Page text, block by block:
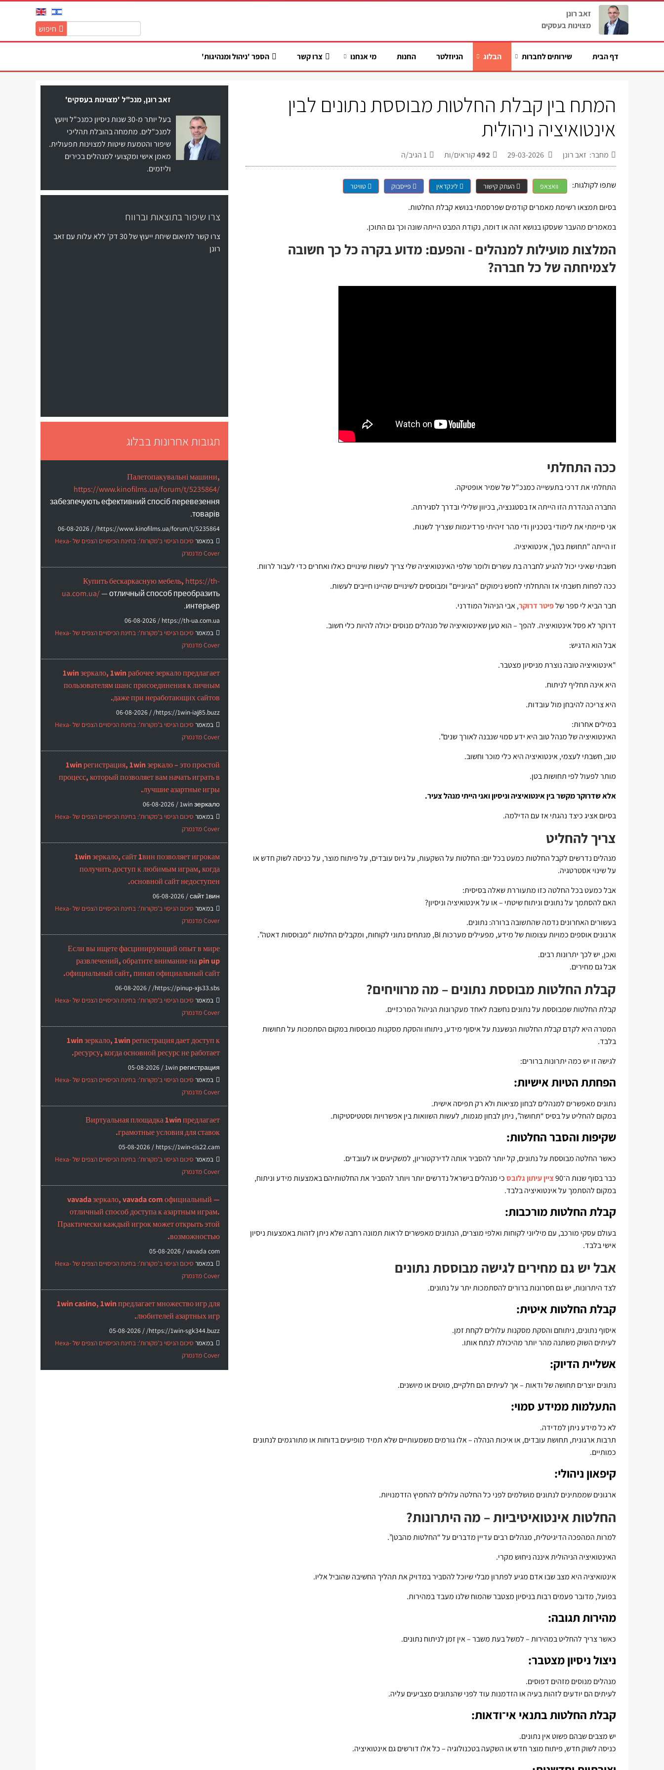
באתר:
חיפוש
זאב רונן
מצוינות בעסקים
דף הבית שירותים לחברות הבלוג הניוזלטר החנות מי אנחנו צרו קשר הספר 'ניהול ומנהיגות'
המתח בין קבלת החלטות מבוססת נתונים לבין
אינטואיציה ניהולית
מחבר: זאב רונן 492קוראים/ות 1הגיב/ה
שתפו לקולגות: וואצאפ העתק קישור לינקדאין פייסבוק טוויטר
בסיום תמצאו רשימת מאמרים קודמים שפרסמתי בנושא קבלת החלטות.
במאמרים מהעבר שעסקו בנושא זהה או דומה, נקודת המבט הייתה שונה וכך גם התוכן.
המלצות מועילות למנהלים - והפעם: מדוע בקרה כל כך חשובה
לצמיחתה של כל חברה?
ככה התחלתי
התחלתי את דרכי בתעשייה כמנכ"ל של שמיר אופטיקה.
החברה הנהדרת הזו הייתה אז בסטגנציה, בכיוון שלילי ובדרך לסגירתה.
אני סיימתי את לימודי בטכניון ודי מהר זיהיתי פרדיגמות שצריך לשנות.
זו הייתה "תחושת בטן", אינטואיציה.
חשבתי שאיני יכול להגיע לחברה בת עשרים ולומר שלפי האינטואיציה שלי צריך לעשות שינויים כאלו ואחרים כדי לעבור לרווח.
ככה לפחות חשבתי אז והתחלתי לחפש נימוקים "הגיוניים" ומבוססים לשינויים שהיינו חייבים לעשות.
חבר הביא לי ספר שלפיטר דרוקר, אבי הניהול המודרני.
דרוקר לא פסל אינטואיציה. להפך – הוא טען שאינטואיציה של מנהלים מנוסים יכולה להיות כלי חשוב.
אבל הוא הדגיש:
"אינטואיציה טובה נוצרת מניסיון מצטבר.
היא אינה תחליף לניתוח.
היא צריכה להיבחן מול עובדות.
במילים אחרות:
האינטואיציה של מנהל טוב היא ידע סמוי שנבנה לאורך שנים".
טוב, חשבתי לעצמי, אינטואיציה היא כלי מוכר וחשוב.
מותר לפעול לפי תחושות בטן.
אלא שדרוקר מקשר בין אינטואיציה וניסיון ואני הייתי מנהל צעיר.
בסיום אציג כיצד נהגתי אז עם הדילמה.
צריך להחליט
מנהלים נדרשים לקבל החלטות כמעט בכל יום: החלטות על השקעות, על גיוס עובדים, על פיתוח מוצר, על כניסה לשוק חדש או
על שינוי אסטרטגיה.
אבל כמעט בכל החלטה כזו מתעוררת שאלה בסיסית:
האם להסתמך על נתונים וניתוח שיטתי – או על אינטואיציה וניסיון?
בעשורים האחרונים נדמה שהתשובה ברורה: נתונים.
ארגונים אוספים כמויות עצומות של מידע, מפעילים מערכות BI, מנתחים נתוני לקוחות, ומקבלים החלטות “מבוססות דאטה”.
ואכן, יש לכך יתרונות רבים.
אבל גם מחירים.
קבלת החלטות מבוססת נתונים – מה מרוויחים?
קבלת החלטות שמבוססת על נתונים נחשבת לאחד מעקרונות הניהול המרכזיים.
המטרה היא לקדם קבלת החלטות הנשענת על איסוף מידע, ניתוחו והסקת מסקנות מבוססות במקום הסתמכות על תחושות
בלבד.
לגישה זו יש כמה יתרונות ברורים:
הפחתת הטיות אישיות:
נתונים מאפשרים למנהלים לבחון מציאות ולא רק תפיסה אישית.
במקום להחליט על בסיס “תחושה”, ניתן לבחון מגמות, לעשות השוואות בין אפשרויות וסטטיסטיקות.
שקיפות והסבר החלטות:
כאשר החלטה מבוססת על נתונים, קל יותר להסביר אותה לדירקטוריון, למשקיעים או לעובדים.
כבר בסוף שנות ה־90
ציין עיתון גלובסכי מנהלים בישראל נדרשים יותר ויותר להסביר את החלטותיהם באמצעות מידע וניתוח,
במקום להסתמך על אינטואיציה בלבד.
קבלת החלטות מורכבות:
בעולם עסקי מורכב, עם מיליוני לקוחות ואלפי מוצרים, הנתונים מאפשרים לראות תמונה רחבה שלא ניתן לזהות באמצעות ניסיון
אישי בלבד.
אבל יש גם מחירים לגישה מבוססת נתונים
לצד היתרונות, יש גם חסרונות ברורים להסתמכות יתר על נתונים.
קבלת החלטות איטית:
איסוף נתונים, ניתוחם והסקת מסקנות עלולים לקחת זמן.
לעיתים השוק משתנה מהר יותר מהיכולת לנתח אותו.
אשליית הדיוק:
נתונים יוצרים תחושה של ודאות – אך לעיתים הם חלקיים, מוטים או מיושנים.
התעלמות ממידע סמוי:
לא כל מידע ניתן למדידה.
תרבות ארגונית, תחושת עובדים, או איכות הנהלה – אלו גורמים משמעותיים שלא תמיד מופיעים בדוחות או מתורגמים לנתונים
כמותיים.
קיפאון ניהולי:
ארגונים שממתינים לנתונים מושלמים לפני כל החלטה עלולים להחמיץ הזדמנויות.
החלטות אינטואיטיביות – מה היתרונות?
למרות המהפכה הדיגיטלית, מנהלים רבים עדיין מדברים על “החלטות מהבטן”.
האינטואיציה הניהולית איננה ניחוש מקרי.
אינטואיציה היא מצב שבו אדם מגיע לפתרון מבלי שיוכל להסביר במדויק את תהליך החשיבה שהוביל אליו.
בפועל, מדובר פעמים רבות בניסיון מצטבר שהמוח שלנו מעבד במהירות.
מהירות תגובה:
כאשר צריך להחליט במהירות – למשל בעת משבר – אין זמן לניתוח נתונים.
ניצול ניסיון מצטבר:
מנהלים מנוסים מזהים דפוסים.
לעיתים הם יודעים לזהות בעיה או הזדמנות עוד לפני שהנתונים מצביעים עליה.
קבלת החלטות בתנאי אי־ודאות:
יש מצבים שבהם פשוט אין נתונים.
כניסה לשוק חדש, פיתוח מוצר חדש או השקעה בטכנולוגיה – כל אלו דורשים גם אינטואיציה.
זאב רונן, מנכ"ל 'מצוינות בעסקים'
בעל יותר מ-30 שנות ניסיון כמנכ"ל ויועץ
למנכ"לים. מתמחה בהובלת תהליכי
שיפור והטמעת שיטות למצוינות תפעולית.
מאמן אישי ומקצועי למנהלים בכירים
וליזמים.
צרו שיפור בתוצאות וברווח
צרו קשר לתיאום שיחת ייעוץ של 30 דק' ללא עלות עם זאב
רונן
תגובות אחרונות בבלוג
Палетопакувальні машини,
https://www.kinofilms.ua/forum/t/5235864/
забезпечують ефективний спосіб перевезення
товарів.
https://www.kinofilms.ua/forum/t/5235864/ /
06-08-2026
במאמר
סיכום הניסוי ב'מקורות': בחינת הכיסויים הצפים של Hexa-
Cover מדנמרק
Купить бескаркасную мебель, https://th-
ua.com.ua/— отличный способ преобразить
интерьер.
https://th-ua.com.ua /
06-08-2026
במאמר
סיכום הניסוי ב'מקורות': בחינת הכיסויים הצפים של Hexa-
Cover מדנמרק
1win зеркало, 1win рабочее зеркало предлагает
пользователям шанс присоединения к личным
даже при неработающих сайтов.
https://1win-iaj85.buzz/ /
06-08-2026
במאמר
סיכום הניסוי ב'מקורות': בחינת הכיסויים הצפים של Hexa-
Cover מדנמרק
1win регистрация, 1win зеркало – это простой
процесс, который позволяет вам начать играть в
лучшие азартные игры.
1win зеркало /
06-08-2026
במאמר
סיכום הניסוי ב'מקורות': בחינת הכיסויים הצפים של Hexa-
Cover מדנמרק
1win зеркало, сайт 1вин позволяет игрокам
получить доступ к любимым играм, когда
основной сайт недоступен.
сайт 1вин /
06-08-2026
במאמר
סיכום הניסוי ב'מקורות': בחינת הכיסויים הצפים של Hexa-
Cover מדנמרק
Если вы ищете фасцинирующий опыт в мире
развлечений, обратите внимание на pin up
официальный сайт, пинап официальный сайт.
https://pinup-xjs33.sbs/ /
06-08-2026
במאמר
סיכום הניסוי ב'מקורות': בחינת הכיסויים הצפים של Hexa-
Cover מדנמרק
1win зеркало, 1win регистрация дает доступ к
ресурсу, когда основной ресурс не работает.
1win регистрация /
05-08-2026
במאמר
סיכום הניסוי ב'מקורות': בחינת הכיסויים הצפים של Hexa-
Cover מדנמרק
Виртуальная площадка 1win предлагает
грамотные условия для ставок.
https://1win-cis22.cam /
05-08-2026
במאמר
סיכום הניסוי ב'מקורות': בחינת הכיסויים הצפים של Hexa-
Cover מדנמרק
vavada зеркало, vavada com официальный —
отличный способ доступа к азартным играм.
Практически каждый игрок может открыть этой
возможностью.
vavada com /
05-08-2026
במאמר
סיכום הניסוי ב'מקורות': בחינת הכיסויים הצפים של Hexa-
Cover מדנמרק
1win casino, 1win предлагает множество игр для
любителей азартных игр.
https://1win-sgk344.buzz/ /
05-08-2026
במאמר
סיכום הניסוי ב'מקורות': בחינת הכיסויים הצפים של Hexa-
Cover מדנמרק